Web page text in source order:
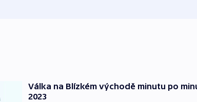
Válka na Blízkém východě minutu po
2023